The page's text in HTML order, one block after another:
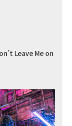
Leave Me on